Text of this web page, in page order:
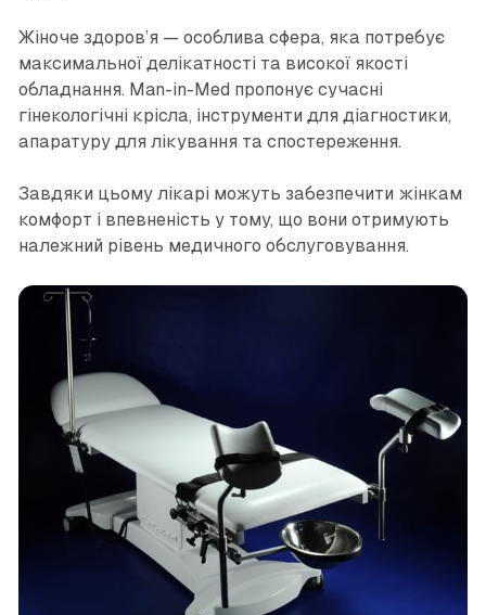
Жіноче здоров’я — особлива сфера, яка потребує
максимальної делікатності та високої якості
обладнання. Man-in-Med пропонує сучасні
гінекологічні крісла, інструменти для діагностики,
апаратуру для лікування та спостереження.
Завдяки цьому лікарі можуть забезпечити жінкам
комфорт і впевненість у тому, що вони отримують
належний рівень медичного обслуговування.